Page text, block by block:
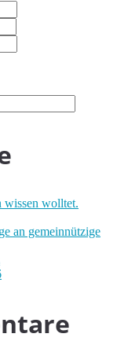
wissen wolltet.
an gemeinnützige